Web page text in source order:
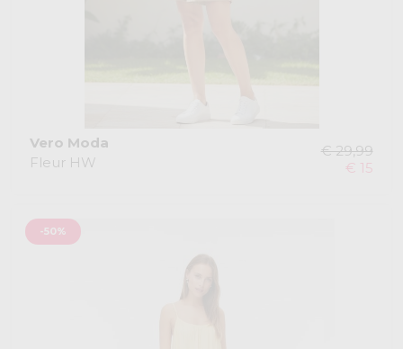
Vero Moda
Fleur HW
€ 29,99
€ 15
-50%